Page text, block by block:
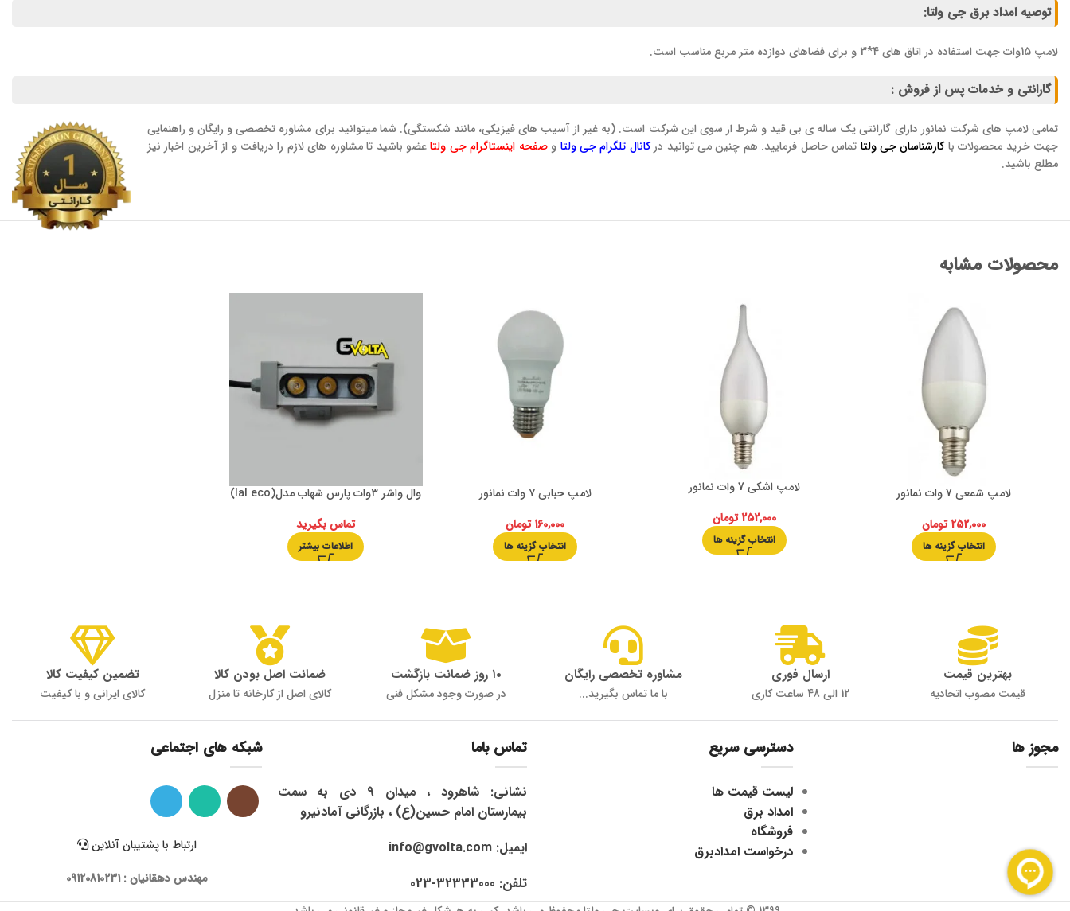
توصیه امداد برق جی ولتا:
لامپ 15وات جهت استفاده در اتاق های 4*3 و برای فضاهای دوازده متر مربع مناسب است.
گارانتی و خدمات پس از فروش :
تمامی لامپ های شرکت نمانور دارای گارانتی یک ساله ی بی قید و شرط از سوی این شرکت است. (به غیر از آسیب های فیزیکی، مانند شکستگی). شما میتوانید برای مشاوره تخصصی و رایگان و راهنمایی
جهت خرید محصولات باکارشناسان جی ولتا تماس حاصل فرمایید. هم چنین می توانید درکانال تلگرام جی ولتا وصفحه اینستاگرام جی ولتاعضو باشید تا مشاوره های لازم را دریافت و از آخرین اخبار نیز
مطلع باشید.
محصولات مشابه
لامپ شمعی 7 وات نمانور
252,000 تومان
انتخاب گزینه ها
لامپ اشکی 7 وات نمانور
252,000تومان
انتخاب گزینه ها
لامپ حبابی ۷ وات نمانور
160,000 تومان
انتخاب گزینه ها
وال واشر 3وات پارس شهاب مدل(lal eco)
تماس بگیرید
اطلاعات بیشتر
بهترین قیمت
قیمت مصوب اتحادیه
ارسال فوری
12 الی 48 ساعت کاری
مشاوره تخصصی رایگان
با ما تماس بگیرید...
۱۰ روز ضمانت بازگشت
در صورت وجود مشکل فنی
ضمانت اصل بودن کالا
کالای اصل از کارخانه تا منزل
تضمین کیفیت کالا
کالای ایرانی و با کیفیت
مجوز ها دسترسی سریع
لیست قیمت ها
امداد برق
فروشگاه
درخواست امدادبرق
تماس باما
نشانی: شاهرود ، میدان 9 دی به سمت
بیمارستان امام حسین(ع) ، بازرگانی آمادنیرو
ایمیل: info@gvolta.com
تلفن: 32333000-023
شبکه های اجتماعی
ارتباط با پشتیبان آنلاین
مهندس دهقانیان : 09120810231